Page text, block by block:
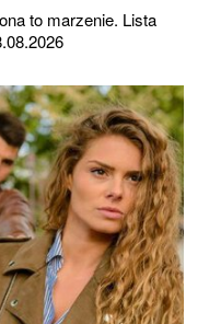
to marzenie. Lista